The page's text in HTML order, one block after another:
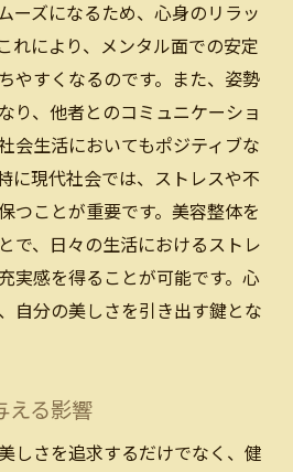
ーズになるため、心身のリラッ
れにより、メンタル面での安定
やすくなるのです。また、姿勢
り、他者とのコミュニケーショ
会生活においてもポジティブな
に現代社会では、ストレスや不
つことが重要です。美容整体を
で、日々の生活におけるストレ
実感を得ることが可能です。心
自分の美しさを引き出す鍵とな
える影響
しさを追求するだけでなく、健